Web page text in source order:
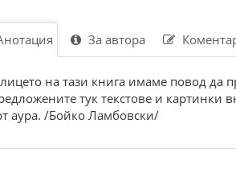
За автора
на тази книга имаме повод да
тук текстове и картинки
аура. /Бойко Ламбовски/